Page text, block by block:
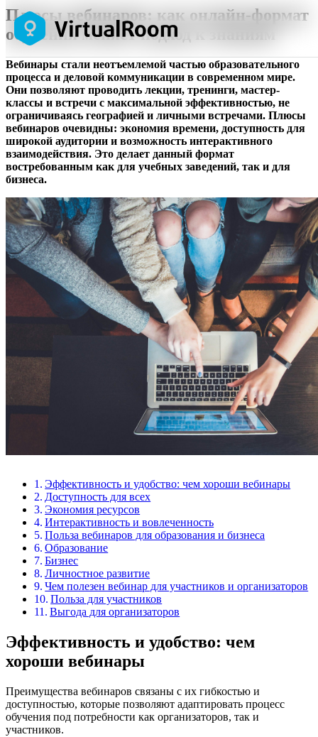
Плюсы вебинаров: как онлайн-формат
обучения меняет подход к знаниям
Вебинары стали неотъемлемой частью образовательного
процесса и деловой коммуникации в современном мире.
Они позволяют проводить лекции, тренинги, мастер-
классы и встречи с максимальной эффективностью, не
ограничиваясь географией и личными встречами. Плюсы
вебинаров очевидны: экономия времени, доступность для
широкой аудитории и возможность интерактивного
взаимодействия. Это делает данный формат
востребованным как для учебных заведений, так и для
бизнеса.
Эффективность и удобство: чем хороши вебинары
Доступность для всех
Экономия ресурсов
Интерактивность и вовлеченность
Польза вебинаров для образования и бизнеса
Образование
Бизнес
Личностное развитие
Чем полезен вебинар для участников и организаторов
Польза для участников
Выгода для организаторов
Эффективность и удобство: чем
хороши вебинары
Преимущества вебинаров связаны с их гибкостью и
доступностью, которые позволяют адаптировать процесс
обучения под потребности как организаторов, так и
участников.